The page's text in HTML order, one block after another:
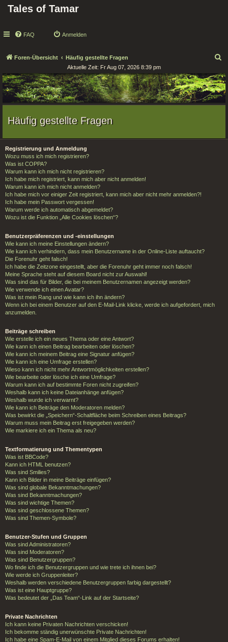
Tales of Tamar
FAQ Anmelden
Foren-Übersicht Häufig gestellte Fragen
c
h
e
Aktuelle Zeit: Fr Aug 07, 2026 8:39 pm
Häufig gestellte Fragen
Registrierung und Anmeldung
Wozu muss ich mich registrieren?
Was ist COPPA?
Warum kann ich mich nicht registrieren?
Ich habe mich registriert, kann mich aber nicht anmelden!
Warum kann ich mich nicht anmelden?
Ich habe mich vor einiger Zeit registriert, kann mich aber nicht mehr anmelden?!
Ich habe mein Passwort vergessen!
Warum werde ich automatisch abgemeldet?
Wozu ist die Funktion „Alle Cookies löschen“?
Benutzerpräferenzen und -einstellungen
Wie kann ich meine Einstellungen ändern?
Wie kann ich verhindern, dass mein Benutzername in der Online-Liste auftaucht?
Die Forenuhr geht falsch!
Ich habe die Zeitzone eingestellt, aber die Forenuhr geht immer noch falsch!
Meine Sprache steht auf diesem Board nicht zur Auswahl!
Was sind das für Bilder, die bei meinem Benutzernamen angezeigt werden?
Wie verwende ich einen Avatar?
Was ist mein Rang und wie kann ich ihn ändern?
Wenn ich bei einem Benutzer auf den E-Mail-Link klicke, werde ich aufgefordert, mich
anzumelden.
Beiträge schreiben
Wie erstelle ich ein neues Thema oder eine Antwort?
Wie kann ich einen Beitrag bearbeiten oder löschen?
Wie kann ich meinem Beitrag eine Signatur anfügen?
Wie kann ich eine Umfrage erstellen?
Wieso kann ich nicht mehr Antwortmöglichkeiten erstellen?
Wie bearbeite oder lösche ich eine Umfrage?
Warum kann ich auf bestimmte Foren nicht zugreifen?
Weshalb kann ich keine Dateianhänge anfügen?
Weshalb wurde ich verwarnt?
Wie kann ich Beiträge den Moderatoren melden?
Was bewirkt die „Speichern“-Schaltfläche beim Schreiben eines Beitrags?
Warum muss mein Beitrag erst freigegeben werden?
Wie markiere ich ein Thema als neu?
Textformatierung und Thementypen
Was ist BBCode?
Kann ich HTML benutzen?
Was sind Smilies?
Kann ich Bilder in meine Beiträge einfügen?
Was sind globale Bekanntmachungen?
Was sind Bekanntmachungen?
Was sind wichtige Themen?
Was sind geschlossene Themen?
Was sind Themen-Symbole?
Benutzer-Stufen und Gruppen
Was sind Administratoren?
Was sind Moderatoren?
Was sind Benutzergruppen?
Wo finde ich die Benutzergruppen und wie trete ich ihnen bei?
Wie werde ich Gruppenleiter?
Weshalb werden verschiedene Benutzergruppen farbig dargestellt?
Was ist eine Hauptgruppe?
Was bedeutet der „Das Team“-Link auf der Startseite?
Private Nachrichten
Ich kann keine Privaten Nachrichten verschicken!
Ich bekomme ständig unerwünschte Private Nachrichten!
Ich habe eine Spam-E-Mail von einem Mitglied dieses Forums erhalten!